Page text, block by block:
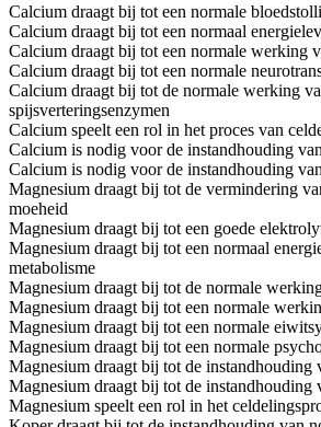
Calcium draagt bij tot een normale
Calcium draagt bij tot een normaal
Calcium draagt bij tot een normale werking
Calcium draagt bij tot een normale
Calcium draagt bij tot de normale werking
spijsverteringsenzymen
Calcium speelt een rol in het proces van
Calcium is nodig voor de instandhouding
Calcium is nodig voor de instandhouding
Magnesium draagt bij tot de vermindering
moeheid
Magnesium draagt bij tot een goede
Magnesium draagt bij tot een normaal
metabolisme
Magnesium draagt bij tot de normale
Magnesium draagt bij tot een normale
Magnesium draagt bij tot een normale
Magnesium draagt bij tot een normale
Magnesium draagt bij tot de instandhouding
Magnesium draagt bij tot de instandhouding
Magnesium speelt een rol in het